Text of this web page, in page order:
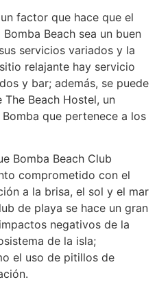
factor que hace que el
Beach sea un buen
servicios variados y la
relajante hay servicio
y bar; además, se puede
Beach Hostel, un
que pertenece a los
Bomba Beach Club
comprometido con el
a la brisa, el sol y el mar
de playa se hace un gran
negativos de la
de la isla;
el uso de pitillos de